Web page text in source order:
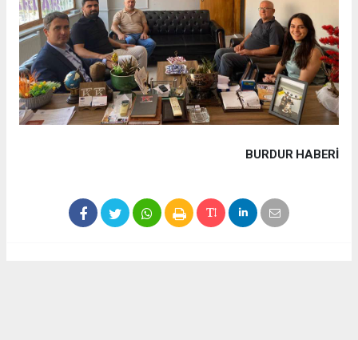
BURDUR HABERİ